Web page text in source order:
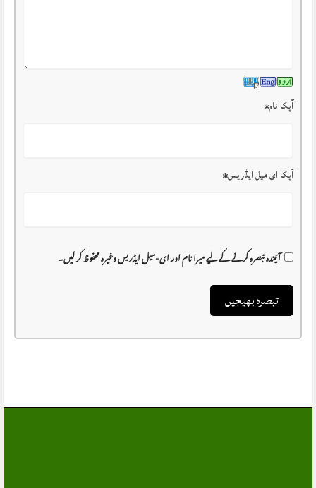
آپکا نام*
آپکا ای میل ایڈریس*
آئیندہ تبصرہ کرنے کے لیے میرا نام اور ای-میل ایڈریس وغیرہ محفوظ کر لیں۔